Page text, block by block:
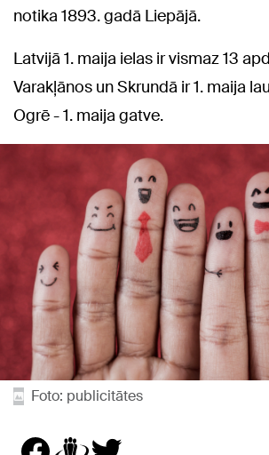
notika 1893. gadā Liepājā.
Latvijā 1. maija ielas ir vismaz 13
Varakļānos un Skrundā ir 1. maija
Ogrē - 1. maija gatve.
Foto: publicitātes